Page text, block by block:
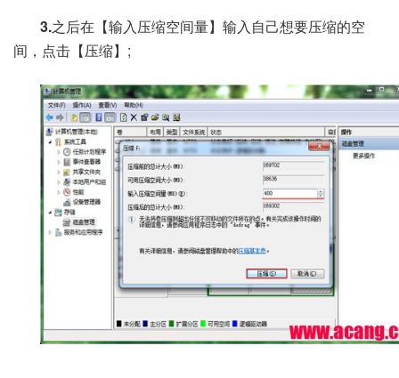
3.之后在【输入压缩空间量】输入自己想要压缩的空
间，点击【压缩】;